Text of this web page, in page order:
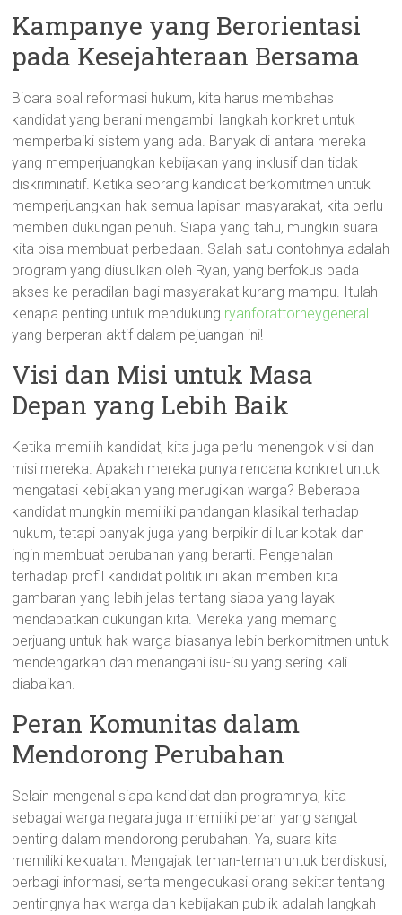
Kampanye yang Berorientasi
pada Kesejahteraan Bersama
Bicara soal reformasi hukum, kita harus membahas
kandidat yang berani mengambil langkah konkret untuk
memperbaiki sistem yang ada. Banyak di antara mereka
yang memperjuangkan kebijakan yang inklusif dan tidak
diskriminatif. Ketika seorang kandidat berkomitmen untuk
memperjuangkan hak semua lapisan masyarakat, kita perlu
memberi dukungan penuh. Siapa yang tahu, mungkin suara
kita bisa membuat perbedaan. Salah satu contohnya adalah
program yang diusulkan oleh Ryan, yang berfokus pada
akses ke peradilan bagi masyarakat kurang mampu. Itulah
kenapa penting untuk mendukung ryanforattorneygeneral
yang berperan aktif dalam pejuangan ini!
Visi dan Misi untuk Masa
Depan yang Lebih Baik
Ketika memilih kandidat, kita juga perlu menengok visi dan
misi mereka. Apakah mereka punya rencana konkret untuk
mengatasi kebijakan yang merugikan warga? Beberapa
kandidat mungkin memiliki pandangan klasikal terhadap
hukum, tetapi banyak juga yang berpikir di luar kotak dan
ingin membuat perubahan yang berarti. Pengenalan
terhadap profil kandidat politik ini akan memberi kita
gambaran yang lebih jelas tentang siapa yang layak
mendapatkan dukungan kita. Mereka yang memang
berjuang untuk hak warga biasanya lebih berkomitmen untuk
mendengarkan dan menangani isu-isu yang sering kali
diabaikan.
Peran Komunitas dalam
Mendorong Perubahan
Selain mengenal siapa kandidat dan programnya, kita
sebagai warga negara juga memiliki peran yang sangat
penting dalam mendorong perubahan. Ya, suara kita
memiliki kekuatan. Mengajak teman-teman untuk berdiskusi,
berbagi informasi, serta mengedukasi orang sekitar tentang
pentingnya hak warga dan kebijakan publik adalah langkah